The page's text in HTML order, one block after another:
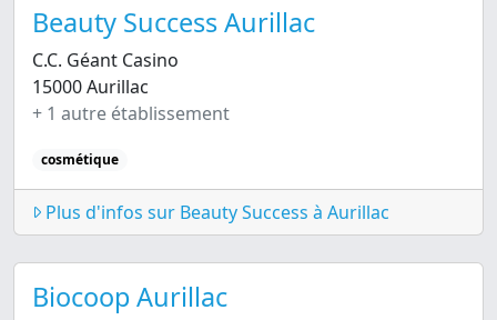
Beauty Success Aurillac
C.C. Géant Casino
15000 Aurillac
+ 1 autre établissement
cosmétique
Plus d'infos sur Beauty Success à Aurillac
Biocoop Aurillac